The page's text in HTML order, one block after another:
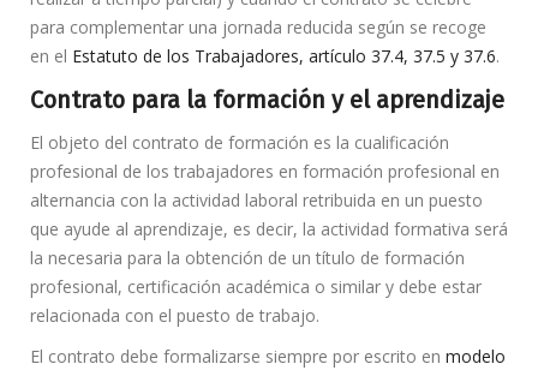
para complementar una jornada reducida según se recoge
en el Estatuto de los Trabajadores, artículo 37.4, 37.5 y 37.6.
Contrato para la formación y el aprendizaje
El objeto del contrato de formación es la cualificación
profesional de los trabajadores en formación profesional en
alternancia con la actividad laboral retribuida en un puesto
que ayude al aprendizaje, es decir, la actividad formativa será
la necesaria para la obtención de un título de formación
profesional, certificación académica o similar y debe estar
relacionada con el puesto de trabajo.
El contrato debe formalizarse siempre por escrito en modelo